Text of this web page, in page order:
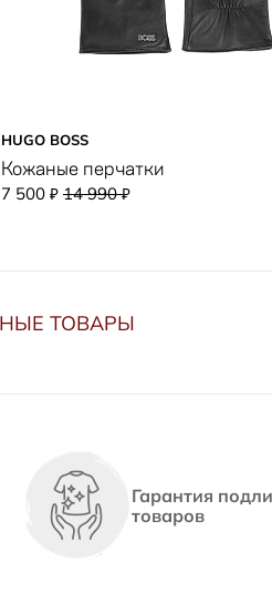
HUGO BOSS
Кожаные перчатки
7 500 ₽ 14 990₽
ТОВАРЫ
Гарантия
товаров